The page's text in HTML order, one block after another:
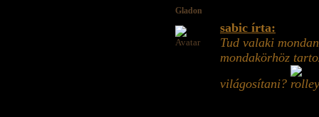
Gladon
sabic írta:
Tud valaki
mondakörhöz
világosítani?